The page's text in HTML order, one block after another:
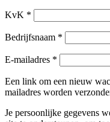
KvK *
Bedrijfsnaam *
E-mailadres *
Een link om een nieuw
mailadres worden
Je persoonlijke gegevens